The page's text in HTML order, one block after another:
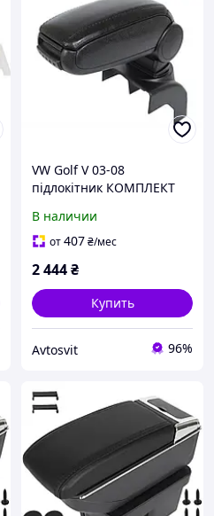
VW Golf V 03-08
підлокітник КОМПЛЕКТ
монтажний комплект
В наличии
от407₴/мес
2 444₴
Купить
Avtosvit 96%